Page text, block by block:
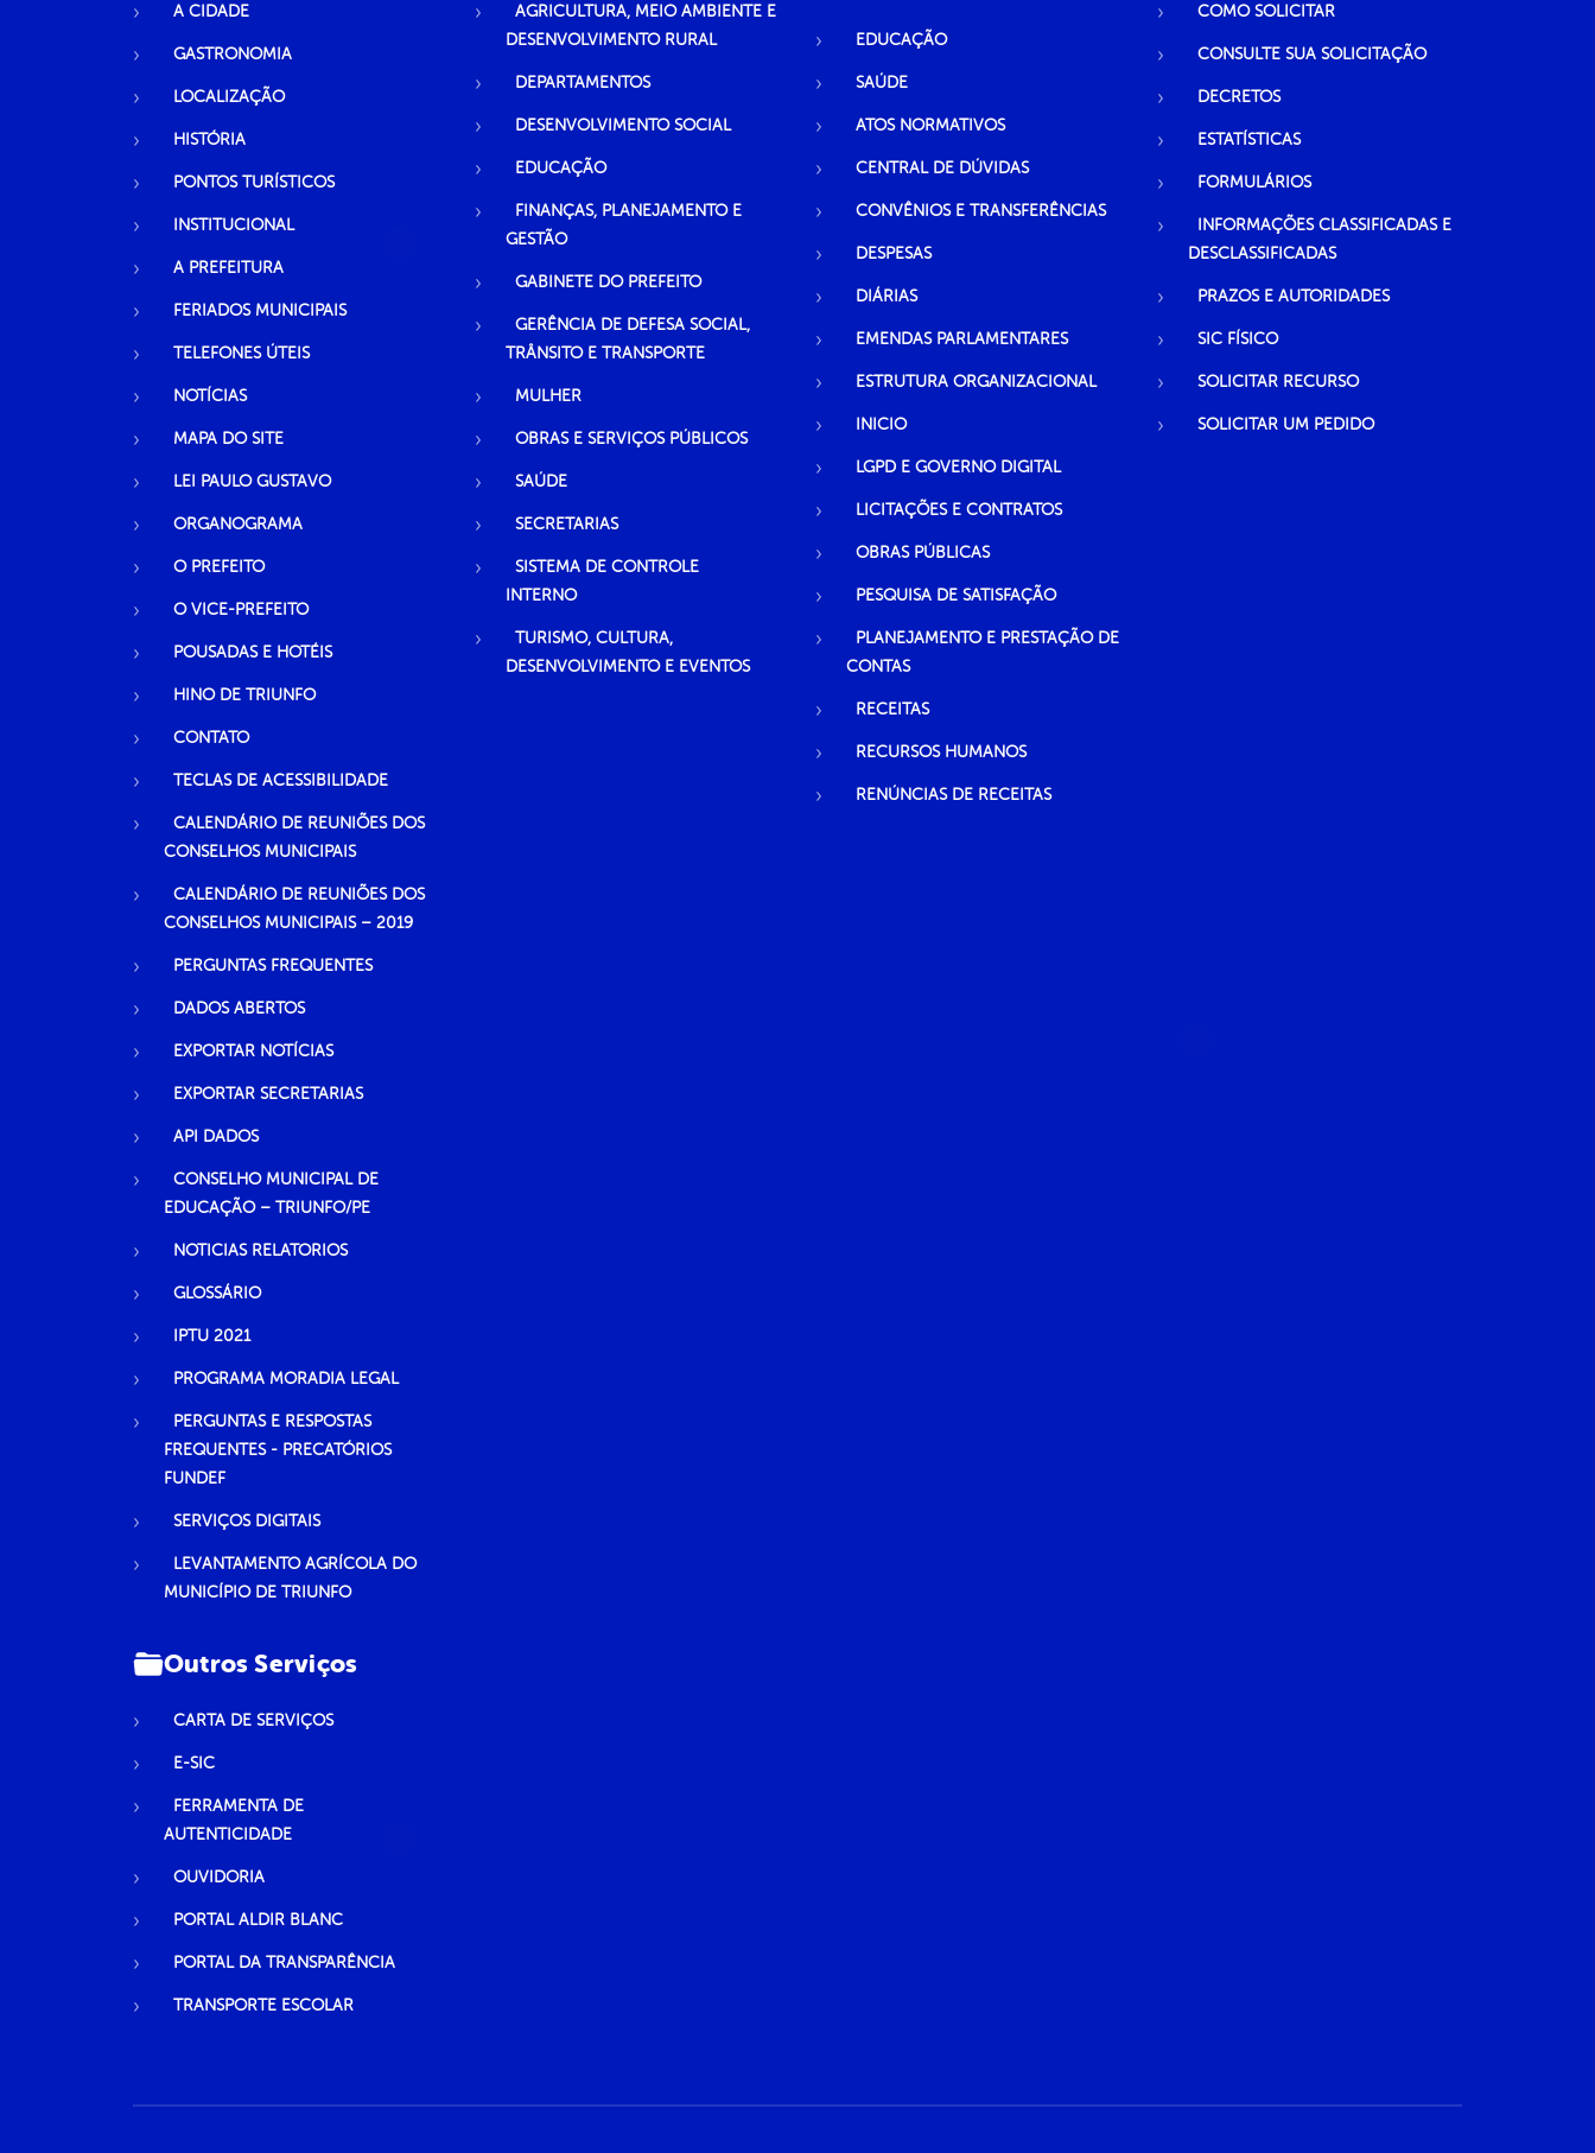
A CIDADE
GASTRONOMIA
LOCALIZAÇÃO
HISTÓRIA
PONTOS TURÍSTICOS
INSTITUCIONAL
A PREFEITURA
FERIADOS MUNICIPAIS
TELEFONES ÚTEIS
NOTÍCIAS
MAPA DO SITE
LEI PAULO GUSTAVO
ORGANOGRAMA
O PREFEITO
O VICE-PREFEITO
POUSADAS E HOTÉIS
HINO DE TRIUNFO
CONTATO
TECLAS DE ACESSIBILIDADE
CALENDÁRIO DE REUNIÕES DOS
CONSELHOS MUNICIPAIS
CALENDÁRIO DE REUNIÕES DOS
CONSELHOS MUNICIPAIS – 2019
PERGUNTAS FREQUENTES
DADOS ABERTOS
EXPORTAR NOTÍCIAS
EXPORTAR SECRETARIAS
API DADOS
CONSELHO MUNICIPAL DE
EDUCAÇÃO – TRIUNFO/PE
NOTICIAS RELATORIOS
GLOSSÁRIO
IPTU 2021
PROGRAMA MORADIA LEGAL
PERGUNTAS E RESPOSTAS
FREQUENTES - PRECATÓRIOS
FUNDEF
SERVIÇOS DIGITAIS
LEVANTAMENTO AGRÍCOLA DO
MUNICÍPIO DE TRIUNFO
AGRICULTURA, MEIO AMBIENTE E
DESENVOLVIMENTO RURAL
DEPARTAMENTOS
DESENVOLVIMENTO SOCIAL
EDUCAÇÃO
FINANÇAS, PLANEJAMENTO E
GESTÃO
GABINETE DO PREFEITO
GERÊNCIA DE DEFESA SOCIAL,
TRÂNSITO E TRANSPORTE
MULHER
OBRAS E SERVIÇOS PÚBLICOS
SAÚDE
SECRETARIAS
SISTEMA DE CONTROLE
INTERNO
TURISMO, CULTURA,
DESENVOLVIMENTO E EVENTOS
EDUCAÇÃO
SAÚDE
ATOS NORMATIVOS
CENTRAL DE DÚVIDAS
CONVÊNIOS E TRANSFERÊNCIAS
DESPESAS
DIÁRIAS
EMENDAS PARLAMENTARES
ESTRUTURA ORGANIZACIONAL
INICIO
LGPD E GOVERNO DIGITAL
LICITAÇÕES E CONTRATOS
OBRAS PÚBLICAS
PESQUISA DE SATISFAÇÃO
PLANEJAMENTO E PRESTAÇÃO DE
CONTAS
RECEITAS
RECURSOS HUMANOS
RENÚNCIAS DE RECEITAS
COMO SOLICITAR
CONSULTE SUA SOLICITAÇÃO
DECRETOS
ESTATÍSTICAS
FORMULÁRIOS
INFORMAÇÕES CLASSIFICADAS E
DESCLASSIFICADAS
PRAZOS E AUTORIDADES
SIC FÍSICO
SOLICITAR RECURSO
SOLICITAR UM PEDIDO
Outros Serviços
CARTA DE SERVIÇOS
E-SIC
FERRAMENTA DE
AUTENTICIDADE
OUVIDORIA
PORTAL ALDIR BLANC
PORTAL DA TRANSPARÊNCIA
TRANSPORTE ESCOLAR